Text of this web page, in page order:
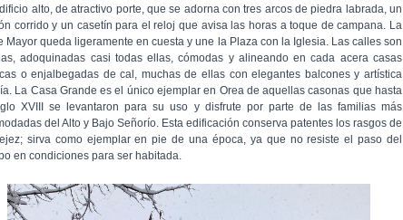
alto, de atractivo porte, que se adorna con tres arcos de piedra labrada, un
corrido y un casetín para el reloj que avisa las horas a toque de campana. La
Mayor queda ligeramente en cuesta y une la Plaza con la Iglesia. Las calles son
adoquinadas casi todas ellas, cómodas y alineando en cada acera casas
o enjalbegadas de cal, muchas de ellas con elegantes balcones y artística
La Casa Grande es el único ejemplar en Orea de aquellas casonas que hasta
XVIII se levantaron para su uso y disfrute por parte de las familias más
del Alto y Bajo Señorío. Esta edificación conserva patentes los rasgos de
sirva como ejemplar en pie de una época, ya que no resiste el paso del
en condiciones para ser habitada.